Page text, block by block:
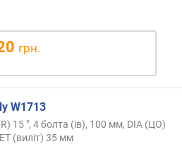
грн.
W1713
15 ", 4 болта (ів), 100 мм, DIA (ЦО)
(виліт) 35 мм